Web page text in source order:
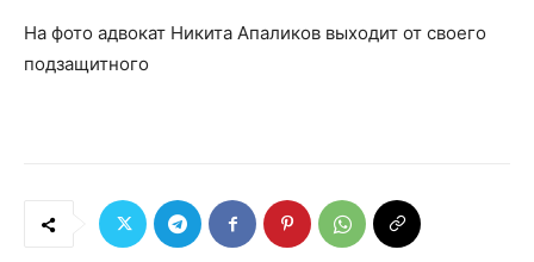
На фото адвокат Никита Апаликов выходит от своего
подзащитного